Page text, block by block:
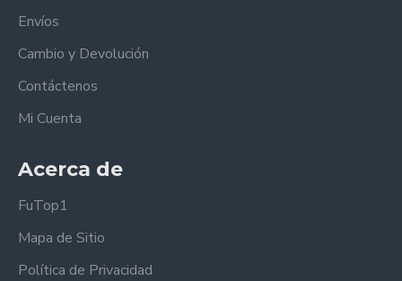
Envíos
Cambio y Devolución
Contáctenos
Mi Cuenta
Acerca de
FuTop1
Mapa de Sitio
Política de Privacidad